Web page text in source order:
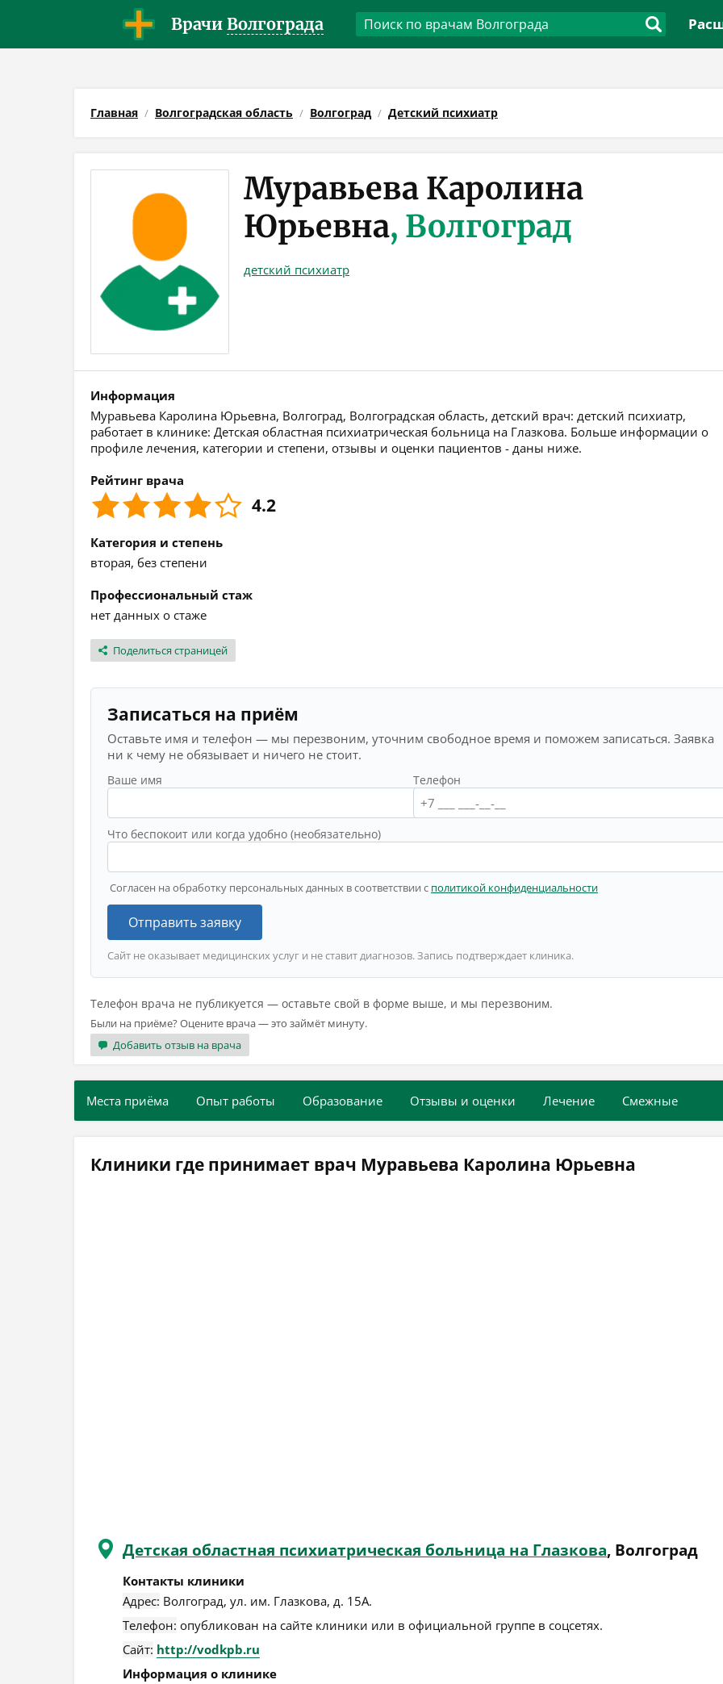
Врачи Волгограда
Главная Волгоградская область Волгоград Детский психиатр
Муравьева Каролина
Юрьевна, Волгоград
детский психиатр
Информация
Муравьева Каролина Юрьевна, Волгоград, Волгоградская область, детский врач: детский психиатр,
работает в клинике: Детская областная психиатрическая больница на Глазкова. Больше информации о
профиле лечения, категории и степени, отзывы и оценки пациентов - даны ниже.
Рейтинг врача
4.2
Категория и степень
вторая, без степени
Профессиональный стаж
нет данных о стаже
Поделиться страницей
Записаться на приём
Оставьте имя и телефон — мы перезвоним, уточним свободное время и поможем записаться. Заявка
ни к чему не обязывает и ничего не стоит.
Ваше имя Телефон
Что беспокоит или когда удобно (необязательно)
Согласен на обработку персональных данных в соответствии с политикой конфиденциальности
Отправить заявку
Сайт не оказывает медицинских услуг и не ставит диагнозов. Запись подтверждает клиника.
Телефон врача не публикуется — оставьте свой в форме выше, и мы перезвоним.
Были на приёме? Оцените врача — это займёт минуту.
Добавить отзыв на врача
Места приёма Опыт работы Образование Отзывы и оценки Лечение Смежные
Клиники где принимает врач Муравьева Каролина Юрьевна
Детская областная психиатрическая больница на Глазкова, Волгоград
Контакты клиники
Адрес: Волгоград, ул. им. Глазкова, д. 15А.
Телефон: опубликован на сайте клиники или в официальной группе в соцсетях.
Сайт: http://vodkpb.ru
Информация о клинике